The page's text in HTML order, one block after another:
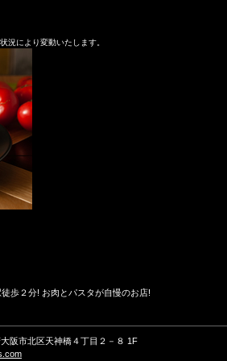
況により変動いたします。
徒歩２分! お肉とパスタが自慢のお店!
阪市北区天神橋４丁目２－８ 1F